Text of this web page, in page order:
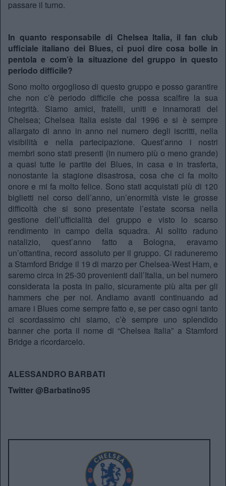
passare il turno.
In quanto responsabile di Chelsea Italia, il fan club
ufficiale italiano dei Blues, ci puoi dire cosa bolle in
pentola e com’è la situazione del gruppo in questo
periodo difficile?
Sono molto orgoglioso di questo gruppo e posso garantire
che non c’è periodo difficile che possa scalfire la sua
integrità. Siamo amici, fratelli, uniti e innamorati del
Chelsea; Chelsea Italia esiste dal 1996 e si è sempre
allargato di anno in anno nel numero degli iscritti, nella
visibilità e nella partecipazione. Quest’anno i nostri
membri sono stati presenti (in numero più o meno grande)
a quasi tutte le partite dei Blues, in casa e in trasferta,
nonostante la stagione disastrosa, cosa che ci fa molto
onore e mi fa molto felice. Sono stati acquistati più di 120
biglietti nel corso dell’anno, un’enormità viste le grosse
difficoltà che si sono presentate l’estate scorsa nella
gestione dell’ufficialità del gruppo e visto lo scarso
rendimento in campo della squadra. Al solito raduno
natalizio, quest’anno fatto a Bologna, eravamo
un’ottantina, record assoluto per il gruppo. Ci raduneremo
a Stamford Bridge il 19 di marzo per Chelsea-West Ham, e
saremo circa in 25-30 provenienti dall’Italia, un bel numero
considerata la posta in palio, sicuramente più alta per gli
hammers che per noi. Andiamo avanti continuando ad
amare i Blues come sempre fatto e, se per caso ogni tanto
ci scordassimo chi siamo, c’è sempre uno splendido
banner che porta il nome di “Chelsea Italia” a Stamford
Bridge a ricordarcelo.
ALESSANDRO BARBATI
Twitter @Barbatino95